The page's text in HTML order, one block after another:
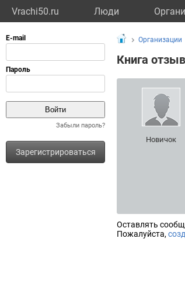
Vrachi50.ru Люди
Забыли пароль?
Зарегистрироваться
Организации
Книга
Новичок
Оставлять
Пожалуйста,